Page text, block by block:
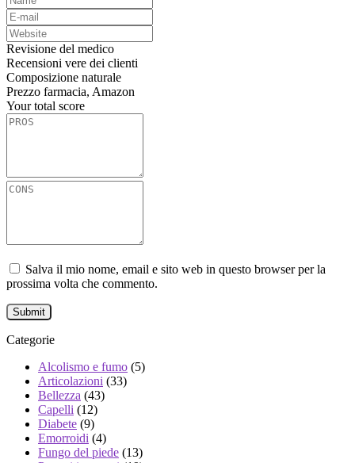
Revisione del medico
Recensioni vere dei clienti
Composizione naturale
Prezzo farmacia, Amazon
Your total score
Salva il mio nome, email e sito web in questo browser per la
prossima volta che commento.
Categorie
Alcolismo e fumo (5)
Articolazioni (33)
Bellezza (43)
Capelli (12)
Diabete (9)
Emorroidi (4)
Fungo del piede (13)